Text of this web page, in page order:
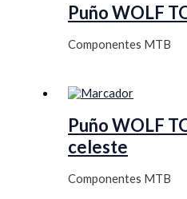
Puño WOLF
Componentes MTB
Puño WOLF
celeste
Componentes MTB